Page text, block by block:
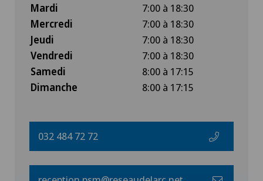
Mardi
7:00 à 18:30
Mercredi
7:00 à 18:30
Jeudi
7:00 à 18:30
Vendredi
7:00 à 18:30
Samedi
8:00 à 17:15
Dimanche
8:00 à 17:15
032 484 72 72